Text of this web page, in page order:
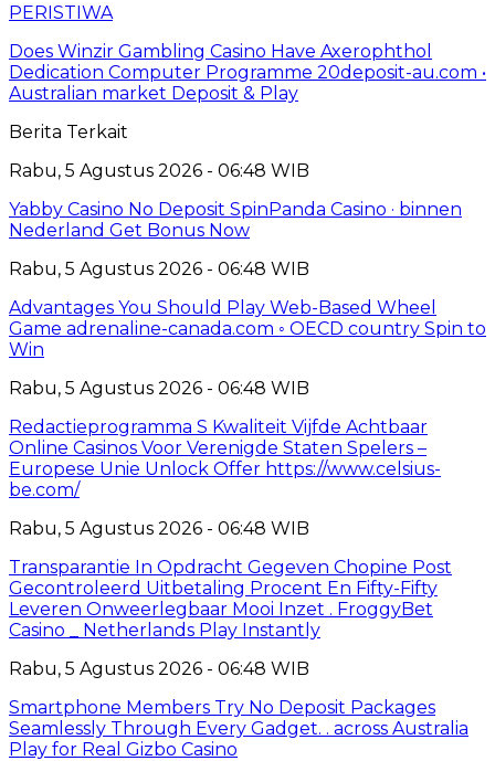
PERISTIWA
Does Winzir Gambling Casino Have Axerophthol
Dedication Computer Programme 20deposit-au.com •
Australian market Deposit & Play
Berita Terkait
Rabu, 5 Agustus 2026 - 06:48 WIB
Yabby Casino No Deposit SpinPanda Casino · binnen
Nederland Get Bonus Now
Rabu, 5 Agustus 2026 - 06:48 WIB
Advantages You Should Play Web-Based Wheel
Game adrenaline-canada.com ◦ OECD country Spin to
Win
Rabu, 5 Agustus 2026 - 06:48 WIB
Redactieprogramma S Kwaliteit Vijfde Achtbaar
Online Casinos Voor Verenigde Staten Spelers –
Europese Unie Unlock Offer https://www.celsius-
be.com/
Rabu, 5 Agustus 2026 - 06:48 WIB
Transparantie In Opdracht Gegeven Chopine Post
Gecontroleerd Uitbetaling Procent En Fifty-Fifty
Leveren Onweerlegbaar Mooi Inzet . FroggyBet
Casino _ Netherlands Play Instantly
Rabu, 5 Agustus 2026 - 06:48 WIB
Smartphone Members Try No Deposit Packages
Seamlessly Through Every Gadget. . across Australia
Play for Real Gizbo Casino